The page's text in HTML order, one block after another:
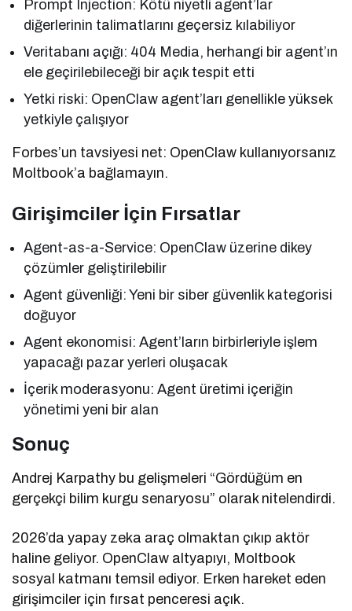
Prompt Injection: Kötü niyetli agent’lar
diğerlerinin talimatlarını geçersiz kılabiliyor
Veritabanı açığı: 404 Media, herhangi bir agent’ın
ele geçirilebileceği bir açık tespit etti
Yetki riski: OpenClaw agent’ları genellikle yüksek
yetkiyle çalışıyor
Forbes’un tavsiyesi net: OpenClaw kullanıyorsanız
Moltbook’a bağlamayın.
Girişimciler İçin Fırsatlar
Agent-as-a-Service: OpenClaw üzerine dikey
çözümler geliştirilebilir
Agent güvenliği: Yeni bir siber güvenlik kategorisi
doğuyor
Agent ekonomisi: Agent’ların birbirleriyle işlem
yapacağı pazar yerleri oluşacak
İçerik moderasyonu: Agent üretimi içeriğin
yönetimi yeni bir alan
Sonuç
Andrej Karpathy bu gelişmeleri “Gördüğüm en
gerçekçi bilim kurgu senaryosu” olarak nitelendirdi.
2026’da yapay zeka araç olmaktan çıkıp aktör
haline geliyor. OpenClaw altyapıyı, Moltbook
sosyal katmanı temsil ediyor. Erken hareket eden
girişimciler için fırsat penceresi açık.